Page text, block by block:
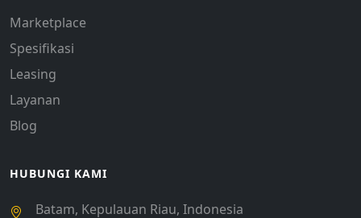
Marketplace
Spesifikasi
Leasing
Layanan
Blog
HUBUNGI KAMI
Batam, Kepulauan Riau, Indonesia